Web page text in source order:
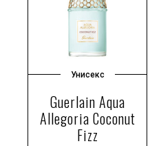
Унисекс
Guerlain Aqua
Allegoria Coconut
Fizz